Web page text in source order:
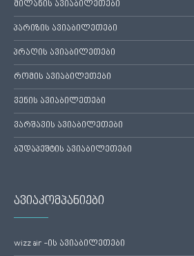
მილანის ავიაბილეთები
პარიზის ავიაბილეთები
პრაღის ავიაბილეთები
რომის ავიაბილეთები
ვენის ავიაბილეთები
ვარშავის ავიაბილეთები
ბუდაპეშტის ავიაბილეთები
ავიაკომპანიები
wizz air -ის ავიაბილეთები